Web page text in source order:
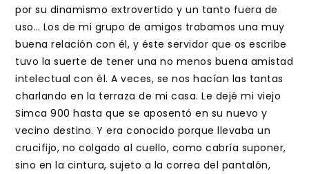
por su dinamismo extrovertido y un tanto fuera de
uso… Los de mi grupo de amigos trabamos una muy
buena relación con él, y éste servidor que os escribe
tuvo la suerte de tener una no menos buena amistad
intelectual con él. A veces, se nos hacían las tantas
charlando en la terraza de mi casa. Le dejé mi viejo
Simca 900 hasta que se aposentó en su nuevo y
vecino destino. Y era conocido porque llevaba un
crucifijo, no colgado al cuello, como cabría suponer,
sino en la cintura, sujeto a la correa del pantalón,